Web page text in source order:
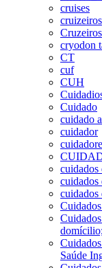
cruises
cruizeiros
Cruzeiros
cryodon
CT
cuf
CUH
Cuidado
cuidado
cuidador
cuidados
cuidados
cuidados
Saúde